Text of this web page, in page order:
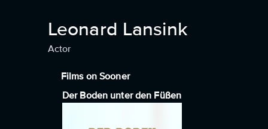
Leonard Lansink
Actor
Films on Sooner
Der Boden unter den Füßen